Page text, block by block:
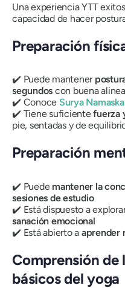
Una experiencia YTT
capacidad de hacer
Preparación
✔️ Puede mantener
segundos con buena
✔️ Conoce Surya
✔️ Tiene suficientefuerza
pie, sentadas y de
Preparación
✔️ Puede mantener la
sesiones de estudio
✔️ Está dispuesto a
sanación emocional
✔️ Está abierto a aprender
Comprensión de
básicos del yoga